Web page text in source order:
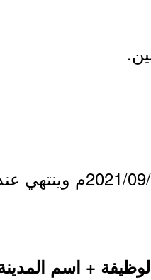
- التقديم مُتاح الآن بدأ اليوم السبت بتاريخ 1443/01/
+ اسم